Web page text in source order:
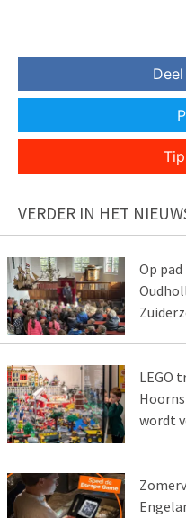
VERDER IN HET
Op
LEGO
wordt